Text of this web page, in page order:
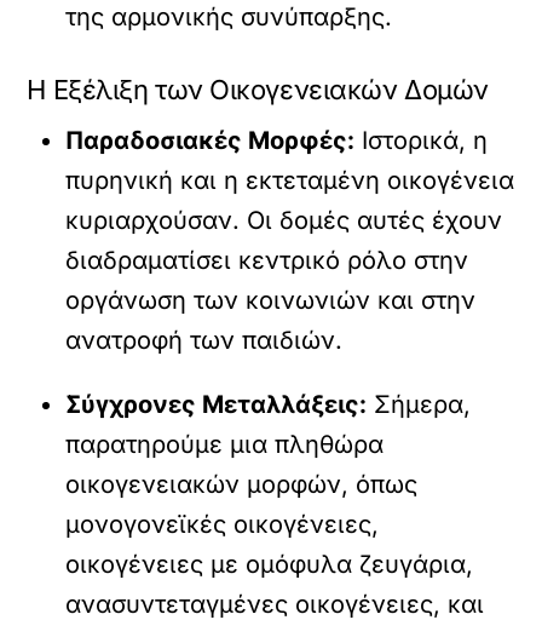
της αρμονικής συνύπαρξης.
Η Εξέλιξη των Οικογενειακών Δομών
Παραδοσιακές Μορφές: Ιστορικά, η
πυρηνική και η εκτεταμένη οικογένεια
κυριαρχούσαν. Οι δομές αυτές έχουν
διαδραματίσει κεντρικό ρόλο στην
οργάνωση των κοινωνιών και στην
ανατροφή των παιδιών.
Σύγχρονες Μεταλλάξεις: Σήμερα,
παρατηρούμε μια πληθώρα
οικογενειακών μορφών, όπως
μονογονεϊκές οικογένειες,
οικογένειες με ομόφυλα ζευγάρια,
ανασυντεταγμένες οικογένειες, και